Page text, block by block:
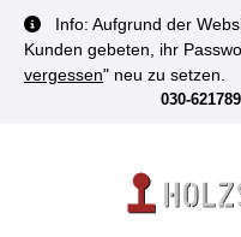
springen
Info: Aufgrund der
Kunden gebeten, ihr
vergessen" neu zu setzen.
030-